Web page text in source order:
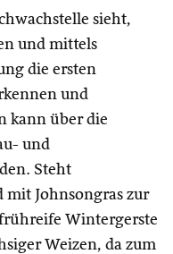
sieht,
und mittels
die ersten
und
kann über die
und
Steht
Johnsongras zur
Wintergerste
Weizen, da zum